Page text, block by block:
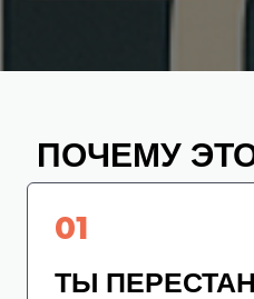
ПОЧЕМУ
01
ТЫ